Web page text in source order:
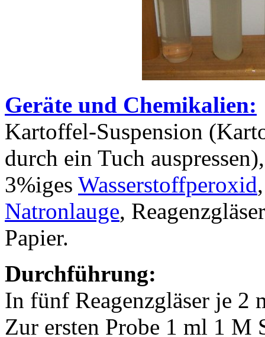
Geräte und Chemikalien:
Kartoffel-Suspension
durch ein Tuch auspressen),
3%iges Wasserstoffperoxid
Natronlauge,
Papier.
Durchführung:
In fünf Reagenzgläser je
Zur ersten Probe 1 ml 1 M